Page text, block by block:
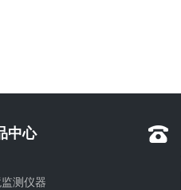
中心
测仪器